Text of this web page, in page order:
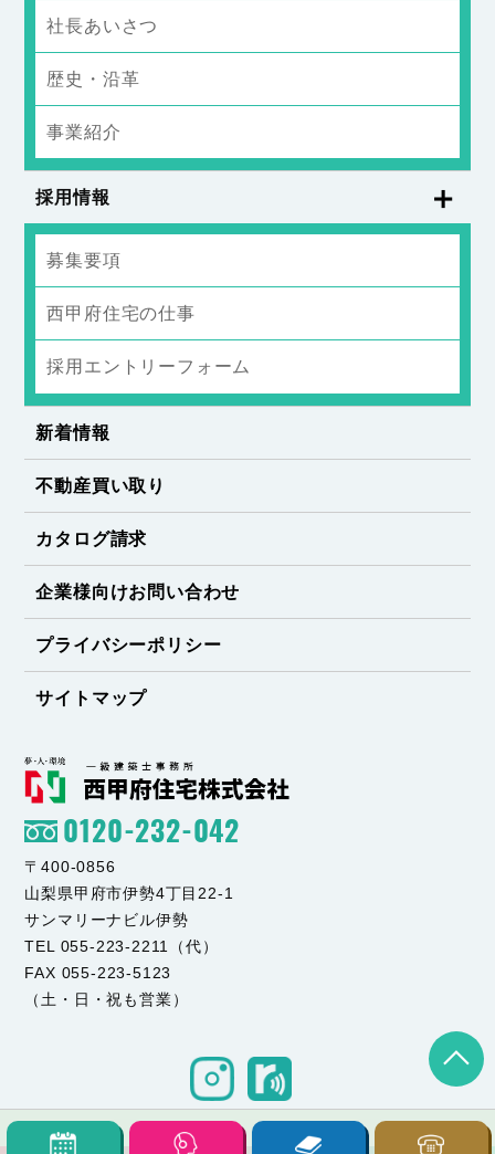
社長あいさつ
歴史・沿革
事業紹介
採用情報
募集要項
西甲府住宅の仕事
採用エントリーフォーム
新着情報
不動産買い取り
カタログ請求
企業様向けお問い合わせ
プライバシーポリシー
サイトマップ
0120-232-042
〒400-0856
山梨県甲府市伊勢4丁目22-1
サンマリーナビル伊勢
TEL 055-223-2211（代）
FAX 055-223-5123
（土・日・祝も営業）